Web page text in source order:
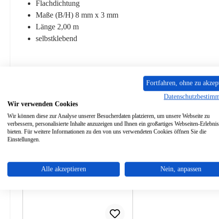
Flachdichtung
Maße (B/H) 8 mm x 3 mm
Länge 2,00 m
selbstklebend
Produktgalerie überspringen
Fortfahren, ohne zu
Wir verwenden Cookies
Wir können diese zur Analyse unserer Besucherdaten platzieren, um unsere Webseite zu
verbessern, personalisierte Inhalte anzuzeigen und Ihnen ein großartiges Webseiten-
bieten. Für weitere Informationen zu den von uns verwendeten Cookies öffnen Sie die
Einstellungen.
Alle akzeptieren Nein, anpassen